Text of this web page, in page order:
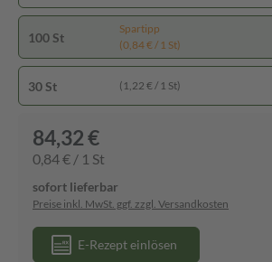
100 St
Spartipp
(0,84 € / 1 St)
30 St (1,22 € / 1 St)
84,32 €
0,84 € / 1 St
sofort lieferbar
Preise inkl. MwSt. ggf. zzgl. Versandkosten
E-Rezept einlösen